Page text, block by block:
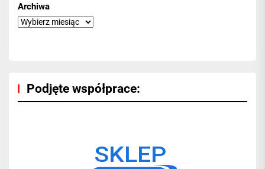
Archiwa
Podjęte współprace: